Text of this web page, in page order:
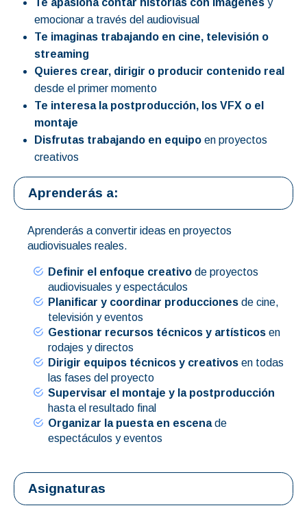
emocionar a través del audiovisual
Te imaginas trabajando en cine, televisión o
streaming
Quieres crear, dirigir o producir contenido real
desde el primer momento
Te interesa la postproducción, los VFX o el
montaje
Disfrutas trabajando en equipo en proyectos
creativos
Aprenderás a:
Aprenderás a convertir ideas en proyectos
audiovisuales reales.
Definir el enfoque creativo de proyectos
audiovisuales y espectáculos
Planificar y coordinar producciones de cine,
televisión y eventos
Gestionar recursos técnicos y artísticos en
rodajes y directos
Dirigir equipos técnicos y creativos en todas
las fases del proyecto
Supervisar el montaje y la postproducción
hasta el resultado final
Organizar la puesta en escenade
espectáculos y eventos
Asignaturas